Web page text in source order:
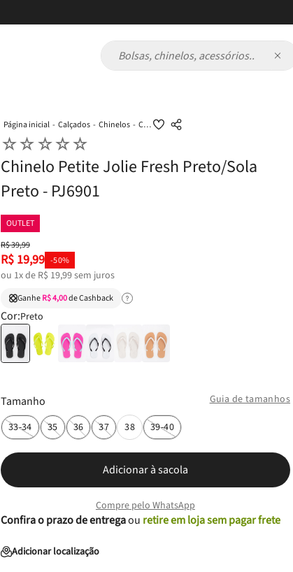
Bolsas, chinelos, acessórios...
Calçados Chinelos Chinelo Petite Jolie Fresh Preto/Sola Preto - PJ6901
☆☆☆☆☆
Chinelo Petite Jolie Fresh Preto/Sola
Preto - PJ6901
OUTLET
R$39,99
R$ 19,99 -50%
ou 1x de R$ 19,99sem juros
GanheR$ 4,00de Cashback
Cor:Preto
Guia de tamanhos
Tamanho
33-34 35 36 37 38 39-40
Adicionar à sacola
Compre pelo WhatsApp
Confira o prazo de entregaou retire em loja sem pagar frete
Adicionar localização